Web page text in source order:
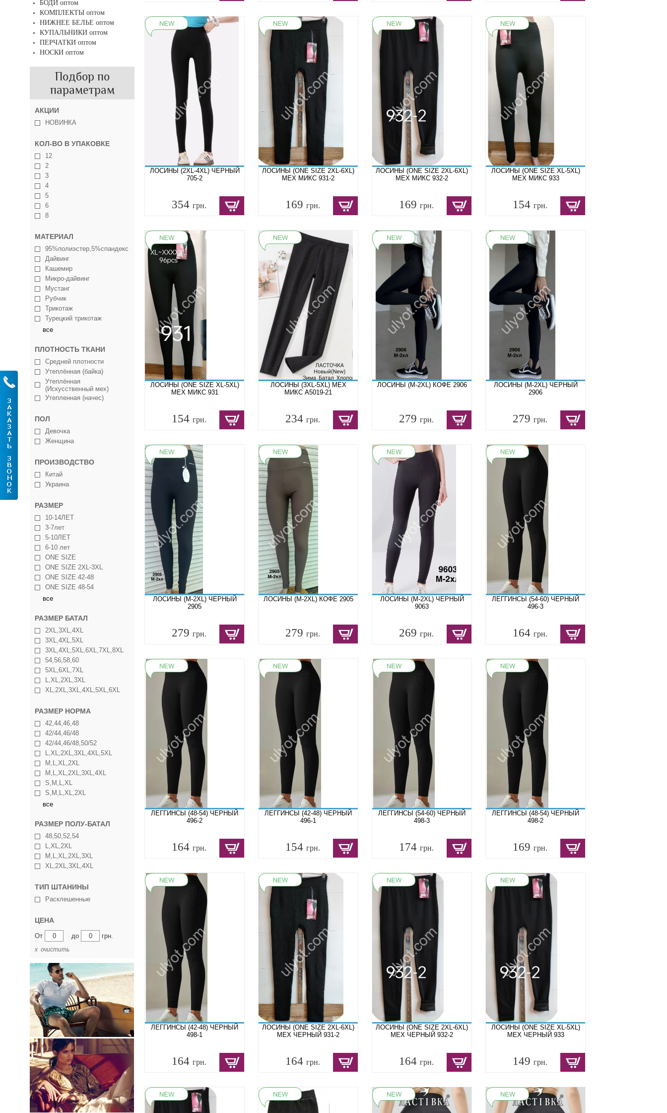
БОДИ оптом
КОМПЛЕКТЫ оптом
НИЖНЕЕ БЕЛЬЕ оптом
КУПАЛЬНИКИ оптом
ПЕРЧАТКИ оптом
НОСКИ оптом
Подбор по
параметрам
АКЦИИ
НОВИНКА
КОЛ-ВО В УПАКОВКЕ
12
2
3
4
5
6
8
МАТЕРИАЛ
95%полиэстер,5%спандекс
Дайвинг
Кашемир
Микро-дайвинг
Мустанг
Рубчик
Трикотаж
Турецкий трикотаж
все
ПЛОТНОСТЬ ТКАНИ
Средней плотности
Утеплённая (байка)
Утеплённая
(Искусственный мех)
Утепленная (начес)
ПОЛ
Девочка
Женщина
ПРОИЗВОДСТВО
Китай
Украина
РАЗМЕР
10-14ЛЕТ
3-7лет
5-10ЛЕТ
6-10 лет
ONE SIZE
ONE SIZE 2XL-3XL
ONE SIZE 42-48
ONE SIZE 48-54
все
РАЗМЕР БАТАЛ
2XL,3XL,4XL
3XL,4XL,5XL
3XL,4XL,5XL,6XL,7XL,8XL
54,56,58,60
5XL,6XL,7XL
L,XL,2XL,3XL
XL,2XL,3XL,4XL,5XL,6XL
РАЗМЕР НОРМА
42,44,46,48
42/44,46/48
42/44,46/48,50/52
L,XL,2XL,3XL,4XL,5XL
M,L,XL,2XL
M,L,XL,2XL,3XL,4XL
S,M,L,XL
S,M,L,XL,2XL
все
РАЗМЕР ПОЛУ-БАТАЛ
48,50,52,54
L,XL,2XL
M,L,XL,2XL,3XL
XL,2XL,3XL,4XL
ТИП ШТАНИНЫ
Расклешенные
ЦЕНА
От до грн.
х очистить
ЛОСИНЫ (2XL-4XL) ЧЕРНЫЙ
705-2
354 грн.
ЛОСИНЫ (ONE SIZE 2XL-6XL)
МЕХ МИКС 931-2
169 грн.
ЛОСИНЫ (ONE SIZE 2XL-6XL)
МЕХ МИКС 932-2
169 грн.
ЛОСИНЫ (ONE SIZE XL-5XL)
МЕХ МИКС 933
154 грн.
ЛОСИНЫ (ONE SIZE XL-5XL)
МЕХ МИКС 931
154 грн.
ЛОСИНЫ (3XL-5XL) МЕХ
МИКС A5019-21
234 грн.
ЛОСИНЫ (M-2XL) КОФЕ 2906
279 грн.
ЛОСИНЫ (M-2XL) ЧЕРНЫЙ
2906
279 грн.
ЛОСИНЫ (M-2XL) ЧЕРНЫЙ
2905
279 грн.
ЛОСИНЫ (M-2XL) КОФЕ 2905
279 грн.
ЛОСИНЫ (M-2XL) ЧЕРНЫЙ
9063
269 грн.
ЛЕГГИНСЫ (54-60) ЧЕРНЫЙ
496-3
164 грн.
ЛЕГГИНСЫ (48-54) ЧЕРНЫЙ
496-2
164 грн.
ЛЕГГИНСЫ (42-48) ЧЕРНЫЙ
496-1
154 грн.
ЛЕГГИНСЫ (54-60) ЧЕРНЫЙ
498-3
174 грн.
ЛЕГГИНСЫ (48-54) ЧЕРНЫЙ
498-2
169 грн.
ЛЕГГИНСЫ (42-48) ЧЕРНЫЙ
498-1
164 грн.
ЛОСИНЫ (ONE SIZE 2XL-6XL)
МЕХ ЧЕРНЫЙ 931-2
164 грн.
ЛОСИНЫ (ONE SIZE 2XL-6XL)
МЕХ ЧЕРНЫЙ 932-2
164 грн.
ЛОСИНЫ (ONE SIZE XL-5XL)
МЕХ ЧЕРНЫЙ 933
149 грн.